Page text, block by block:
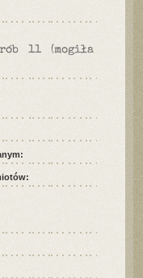
11 (mogiła